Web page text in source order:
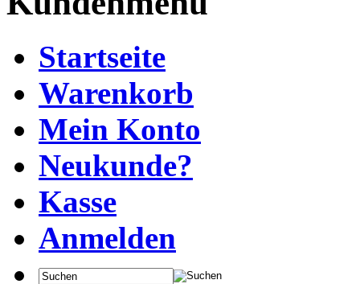
Startseite
Warenkorb
Mein Konto
Neukunde?
Kasse
Anmelden